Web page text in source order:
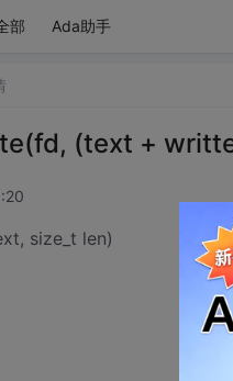
部 Ada助手
(text +
size_t len)